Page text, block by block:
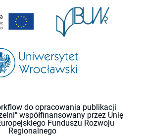
do opracowania publikacji
współfinansowany przez Unię
Funduszu Rozwoju
Regionalnego